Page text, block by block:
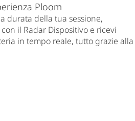
Ploom
durata della tua sessione,
il Radar Dispositivo e ricevi
in tempo reale, tutto grazie alla